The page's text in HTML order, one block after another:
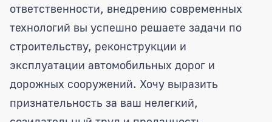
ответственности, внедрению современных
технологий вы успешно решаете задачи по
строительству, реконструкции и
эксплуатации автомобильных дорог и
дорожных сооружений. Хочу выразить
признательность за ваш нелегкий,